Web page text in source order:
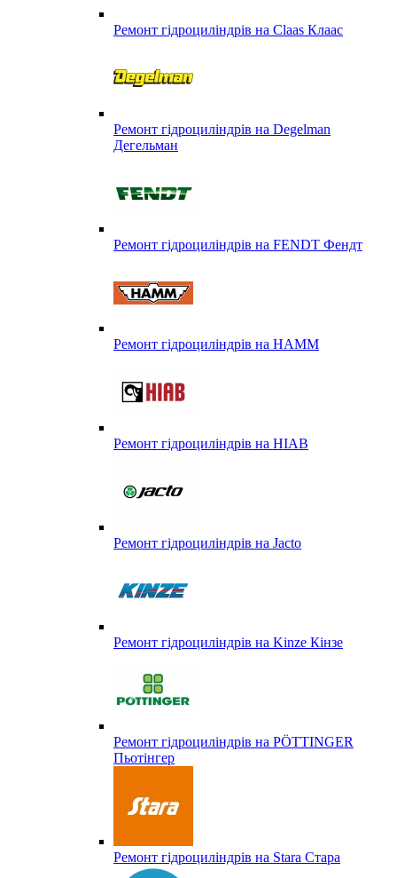
Ремонт гідроциліндрів на Claas Клаас
Ремонт гідроциліндрів на Degelman
Дегельман
Ремонт гідроциліндрів на FENDT Фендт
Ремонт гідроциліндрів на HAMM
Ремонт гідроциліндрів на HIAB
Ремонт гідроциліндрів на Jacto
Ремонт гідроциліндрів на Kinze Кінзе
Ремонт гідроциліндрів на PÖTTINGER
Пьотінгер
Ремонт гідроциліндрів на Stara Стара